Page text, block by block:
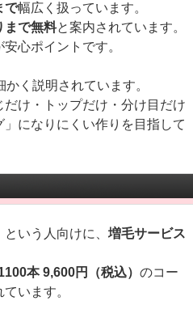
で幅広く扱っています。
まで無料と案内されています。
心ポイントです。
く説明されています。
け・トップだけ・分け目だけ
になりにくい作りを目指して
いう人向けに、 増毛サービス
本 9,600円（税込） のコー
います。